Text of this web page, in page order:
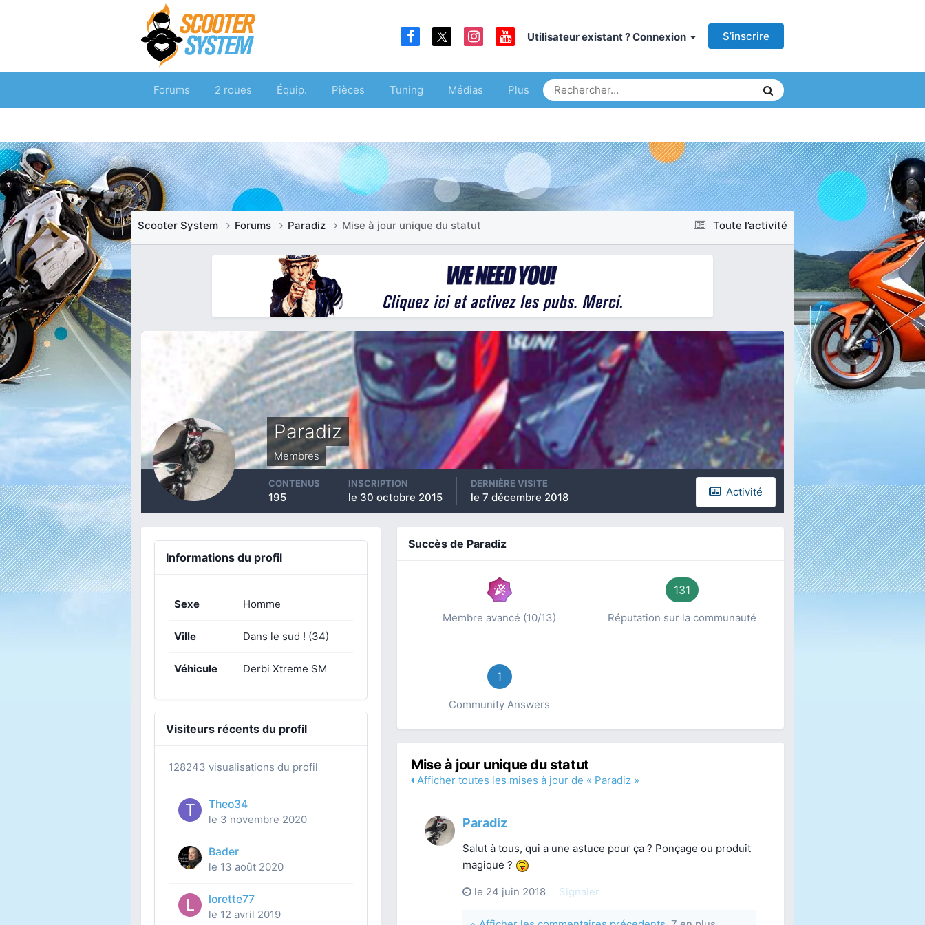
Utilisateur existant ? Connexion S’inscrire
Forums 2 roues Équip. Pièces Tuning Médias Plus
Toute l’activité
Scooter System Forums Paradiz Mise à jour unique du statut
Paradiz
Membres
Activité
CONTENUS
195
INSCRIPTION
le 30 octobre 2015
DERNIÈRE VISITE
le 7 décembre 2018
Informations du profil
Sexe Homme
Ville Dans le sud ! (34)
Véhicule Derbi Xtreme SM
Visiteurs récents du profil
128243 visualisations du profil
Theo34
le 3 novembre 2020
Bader
le 13 août 2020
lorette77
le 12 avril 2019
Succès de Paradiz
Membre avancé (10/13)
131
Réputation sur la communauté
1
Community Answers
Mise à jour unique du statut
Afficher toutes les mises à jour de « Paradiz »
Paradiz
Salut à tous, qui a une astuce pour ça ? Ponçage ou produit
magique ?
le 24 juin 2018 Signaler